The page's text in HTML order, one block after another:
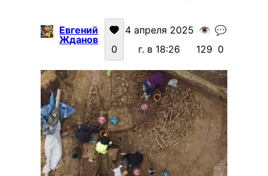
Евгений
Жданов
0
4 апреля 2025
г. в 18:26
👁️
129
💬
0